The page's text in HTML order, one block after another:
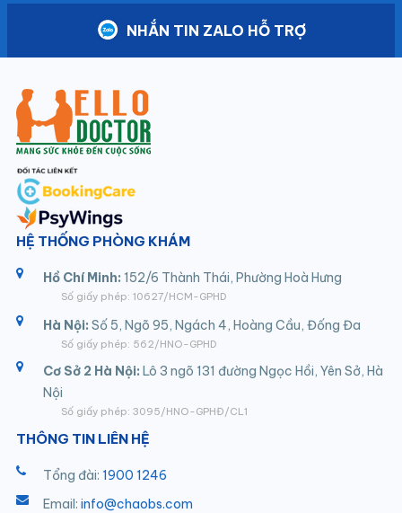
NHẮN TIN ZALO HỖ TRỢ
HỆ THỐNG PHÒNG KHÁM
Hồ Chí Minh: 152/6 Thành Thái, Phường Hoà Hưng
Số giấy phép: 10627/HCM-GPHD
Hà Nội: Số 5, Ngõ 95, Ngách 4, Hoàng Cầu, Đống Đa
Số giấy phép: 562/HNO-GPHD
Cơ Sở 2 Hà Nội: Lô 3 ngõ 131 đường Ngọc Hồi, Yên Sở, Hà
Nội
Số giấy phép: 3095/HNO-GPHĐ/CL1
THÔNG TIN LIÊN HỆ
Tổng đài: 1900 1246
Email: info@chaobs.com